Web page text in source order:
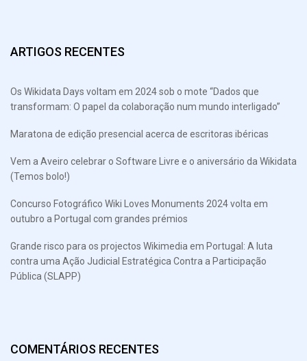
ARTIGOS RECENTES
Os Wikidata Days voltam em 2024 sob o mote “Dados que
transformam: O papel da colaboração num mundo interligado”
Maratona de edição presencial acerca de escritoras ibéricas
Vem a Aveiro celebrar o Software Livre e o aniversário da Wikidata
(Temos bolo!)
Concurso Fotográfico Wiki Loves Monuments 2024 volta em
outubro a Portugal com grandes prémios
Grande risco para os projectos Wikimedia em Portugal: A luta
contra uma Ação Judicial Estratégica Contra a Participação
Pública (SLAPP)
COMENTÁRIOS RECENTES